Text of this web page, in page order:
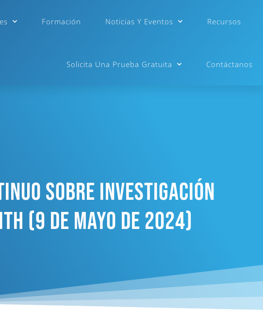
Formación Noticias Y Eventos Recursos
Solicita Una Prueba Gratuita Contáctanos
Sobre Investigación
(9 De Mayo De 2024)